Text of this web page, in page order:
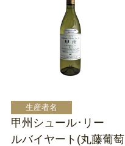
甲州シュール･リー
ルバイヤート(丸藤葡萄